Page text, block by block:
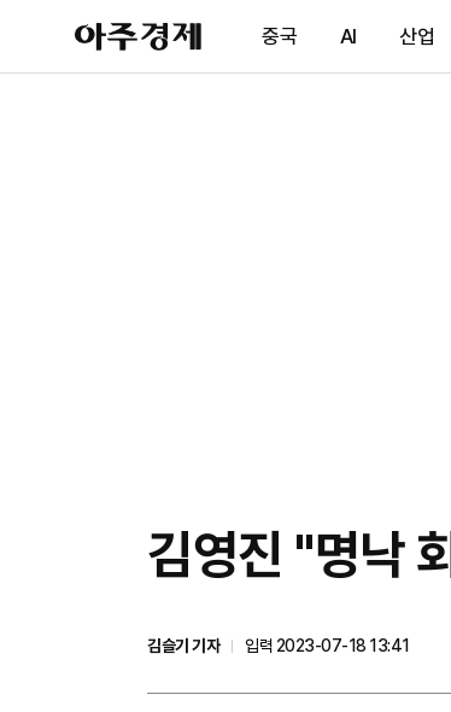
아
주
제
중국 AI 산업
김영진 "명낙
김슬기 기자
입력 2023-07-18 13:41